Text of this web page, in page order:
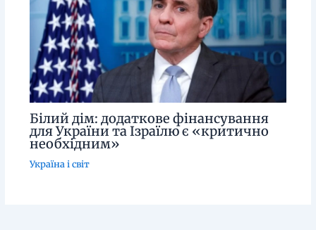
Білий дім: додаткове фінансування
для України та Ізраїлю є «критично
необхідним»
Україна і світ